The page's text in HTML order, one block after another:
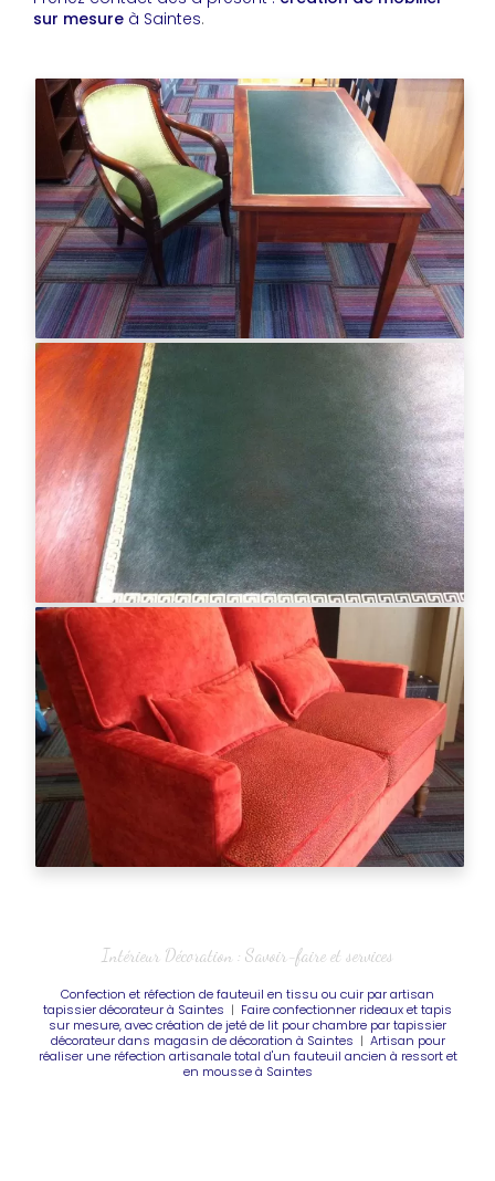
sur mesure à Saintes.
Intérieur Décoration : Savoir-faire et services
Confection et réfection de fauteuil en tissu ou cuir par artisan
tapissier décorateur à Saintes | Faire confectionner rideaux et tapis
sur mesure, avec création de jeté de lit pour chambre par tapissier
décorateur dans magasin de décoration à Saintes | Artisan pour
réaliser une réfection artisanale total d'un fauteuil ancien à ressort et
en mousse à Saintes